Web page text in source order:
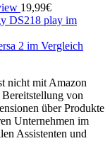
19,99€
DS218 play im
2 im Vergleich
nicht mit Amazon
von
über Produkte
Unternehmen im
Assistenten und